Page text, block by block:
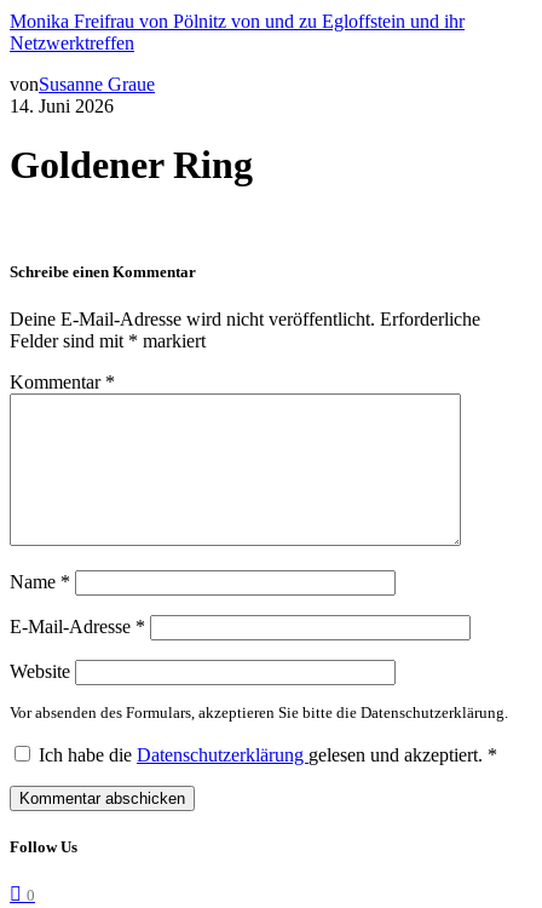
Monika Freifrau von Pölnitz von und zu Egloffstein und ihr
Netzwerktreffen
vonSusanne Graue
14. Juni 2026
Goldener Ring
Schreibe einen Kommentar
Deine E-Mail-Adresse wird nicht veröffentlicht. Erforderliche
Felder sind mit * markiert
Kommentar *
Name *
E-Mail-Adresse *
Website
Vor absenden des Formulars, akzeptieren Sie bitte die Datenschutzerklärung.
Ich habe die Datenschutzerklärung gelesen und akzeptiert. *
Follow Us
0